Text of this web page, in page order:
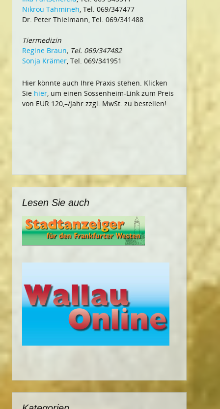
Nikrou Tahmineh, Tel. 069/347477
Dr. Peter Thielmann, Tel. 069/341488
Tiermedizin
Regine Braun, Tel. 069/347482
Sonja Krämer, Tel. 069/341951
Hier könnte auch Ihre Praxis stehen. Klicken
Sie hier, um einen Sossenheim-Link zum Preis
von EUR 120,–/Jahr zzgl. MwSt. zu bestellen!
Lesen Sie auch